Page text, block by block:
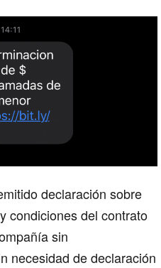
declaración sobre
condiciones del contrato
sin
necesidad de declaración